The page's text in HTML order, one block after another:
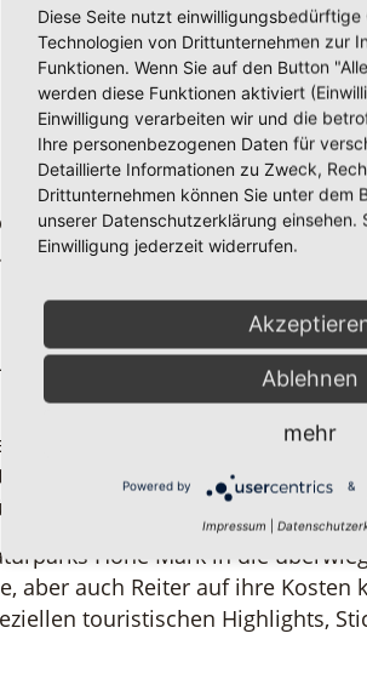
nicht finden: himmelhohe
in den satten Farben
Gassen, auf einsame Pfade
Wälder der Haard, der
Gaststuben, gemütlichen
Hohe Mark in die
aber auch Reiter auf ihre
touristischen Highlights,
Diese Seite nutzt einwilligungsbedürftige
Technologien von Drittunternehmen zur
Funktionen. Wenn Sie auf den Button
werden diese Funktionen aktiviert
Einwilligung verarbeiten wir und die
Ihre personenbezogenen Daten für
Detaillierte Informationen zu Zweck,
Drittunternehmen können Sie unter dem
unserer Datenschutzerklärung einsehen.
Einwilligung jederzeit widerrufen.
Ablehnen
mehr
Powered by &
Impressum |